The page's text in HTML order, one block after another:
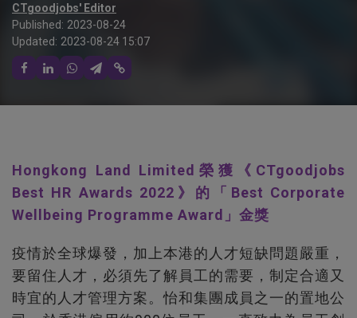
CTgoodjobs' Editor
Published: 2023-08-24
Updated: 2023-08-24 15:07
Hongkong Land Limited榮獲《CTgoodjobs
Best HR Awards 2022》的「Best Corporate
Wellbeing Programme Award」金獎
疫情於全球爆發，加上本港的人才短缺問題嚴重，
要留住人才，必須先了解員工的需要，制定合適又
時宜的人才管理方案。怡和集團成員之一的置地公